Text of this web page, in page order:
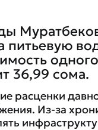
питьевую
36,99 сома.
расценки
Из-за